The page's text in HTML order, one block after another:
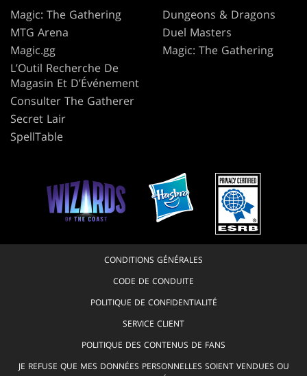
Magic: The Gathering
MTG Arena
Magic.gg
L’Outil Recherche De
Magasin Et D’Événement
Consulter The Gatherer
Secret Lair
SpellTable
Dungeons & Dragons
Duel Masters
Magic: The Gathering
CONDITIONS GÉNÉRALES
CODE DE CONDUITE
POLITIQUE DE CONFIDENTIALITÉ
SERVICE CLIENT
POLITIQUE DES CONTENUS DE FANS
JE REFUSE QUE MES DONNÉES PERSONNELLES SOIENT VENDUES OU